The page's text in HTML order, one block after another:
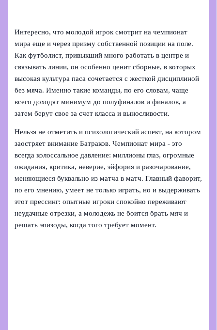
Интересно, что молодой игрок смотрит на чемпионат
мира еще и через призму собственной позиции на поле.
Как футболист, привыкший много работать в центре и
связывать линии, он особенно ценит сборные, в которых
высокая культура паса сочетается с жесткой дисциплиной
без мяча. Именно такие команды, по его словам, чаще
всего доходят минимум до полуфиналов и финалов, а
затем берут свое за счет класса и выносливости.
Нельзя не отметить и психологический аспект, на котором
заостряет внимание Батраков. Чемпионат мира - это
всегда колоссальное давление: миллионы глаз, огромные
ожидания, критика, неверие, эйфория и разочарование,
меняющиеся буквально из матча в матч. Главный фаворит,
по его мнению, умеет не только играть, но и выдерживать
этот прессинг: опытные игроки спокойно переживают
неудачные отрезки, а молодежь не боится брать мяч и
решать эпизоды, когда того требует момент.